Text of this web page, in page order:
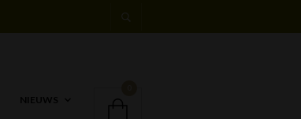
NIEUWS